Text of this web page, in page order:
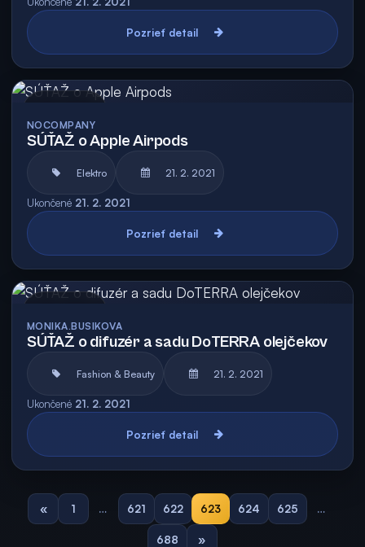
Pozrieť detail
NOCOMPANY
SÚŤAŽ o Apple Airpods
Elektro 21. 2. 2021
Ukončené 21. 2. 2021
Pozrieť detail
MONIKA.BUSIKOVA
SÚŤAŽ o difuzér a sadu DoTERRA olejčekov
Fashion & Beauty 21. 2. 2021
Ukončené 21. 2. 2021
Pozrieť detail
« 1 … 621 622 623 624 625 …
688 »